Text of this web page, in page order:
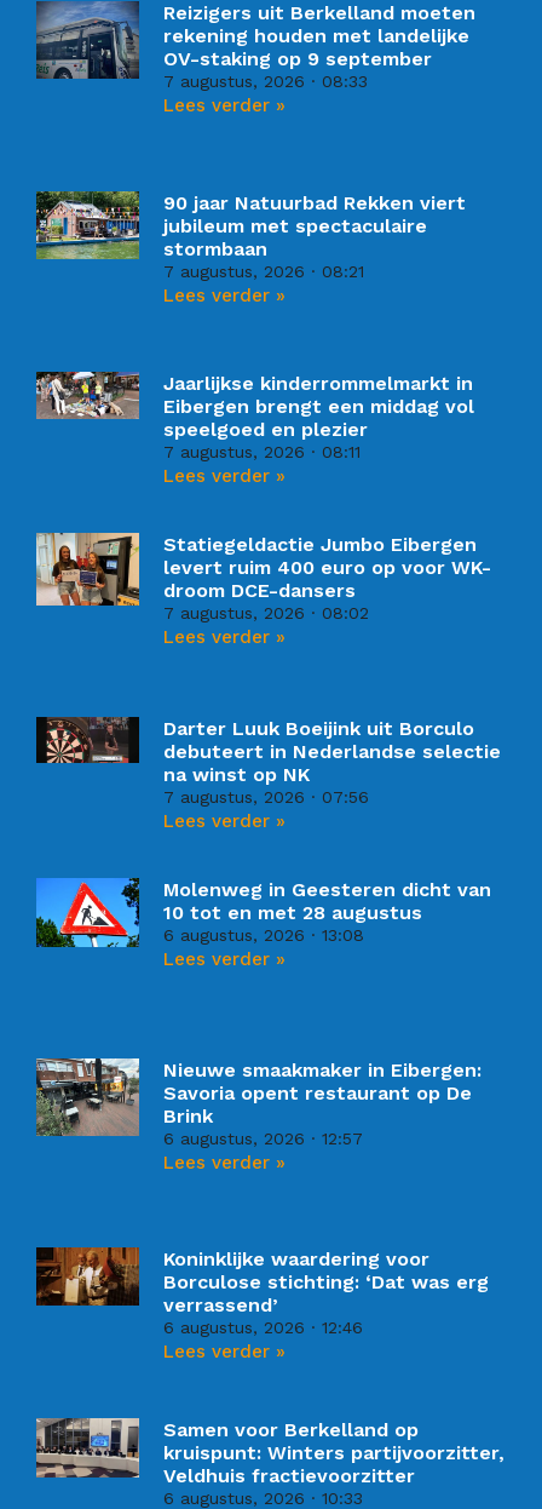
Reizigers uit Berkelland moeten
rekening houden met landelijke
OV-staking op 9 september
7 augustus, 2026 08:33
Lees verder »
90 jaar Natuurbad Rekken viert
jubileum met spectaculaire
stormbaan
7 augustus, 2026 08:21
Lees verder »
Jaarlijkse kinderrommelmarkt in
Eibergen brengt een middag vol
speelgoed en plezier
7 augustus, 2026 08:11
Lees verder »
Statiegeldactie Jumbo Eibergen
levert ruim 400 euro op voor WK-
droom DCE-dansers
7 augustus, 2026 08:02
Lees verder »
Darter Luuk Boeijink uit Borculo
debuteert in Nederlandse selectie
na winst op NK
7 augustus, 2026 07:56
Lees verder »
Molenweg in Geesteren dicht van
10 tot en met 28 augustus
6 augustus, 2026 13:08
Lees verder »
Nieuwe smaakmaker in Eibergen:
Savoria opent restaurant op De
Brink
6 augustus, 2026 12:57
Lees verder »
Koninklijke waardering voor
Borculose stichting: ‘Dat was erg
verrassend’
6 augustus, 2026 12:46
Lees verder »
Samen voor Berkelland op
kruispunt: Winters partijvoorzitter,
Veldhuis fractievoorzitter
6 augustus, 2026 10:33